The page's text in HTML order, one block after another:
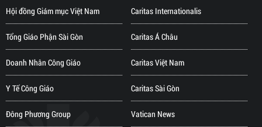
Hội đồng Giám mục Việt Nam
Tổng Giáo Phận Sài Gòn
Doanh Nhân Công Giáo
Y Tế Công Giáo
Đông Phương Group
Caritas Internationalis
Caritas Á Châu
Caritas Việt Nam
Caritas Sài Gòn
Vatican News